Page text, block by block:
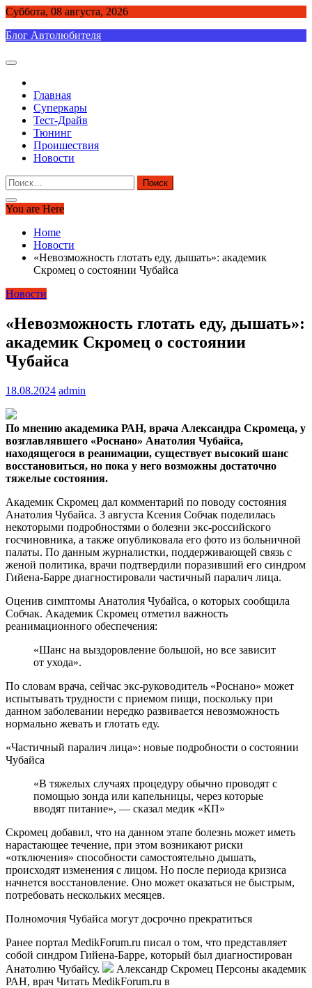
Skip
content
Суббота, 08 августа, 2026
Блог Автолюбителя
Главная
Суперкары
Тест-Драйв
Тюнинг
Проишествия
Новости
Найти:
You are Here
Home
Новости
«Невозможность глотать еду, дышать»: академик
Скромец о состоянии Чубайса
Новости
«Невозможность глотать еду, дышать»:
академик Скромец о состоянии
Чубайса
18.08.2024 admin
По мнению академика РАН, врача Александра Скромеца, у
возглавлявшего «Роснано» Анатолия Чубайса,
находящегося в реанимации, существует высокий шанс
восстановиться, но пока у него возможны достаточно
тяжелые состояния.
Академик Скромец дал комментарий по поводу состояния
Анатолия Чубайса. 3 августа Ксения Собчак поделилась
некоторыми подробностями о болезни экс-российского
госчиновника, а также опубликовала его фото из больничной
палаты. По данным журналистки, поддерживающей связь с
женой политика, врачи подтвердили поразивший его синдром
Гийена-Барре диагностировали частичный паралич лица.
Оценив симптомы Анатолия Чубайса, о которых сообщила
Собчак. Академик Скромец отметил важность
реанимационного обеспечения:
«Шанс на выздоровление большой, но все зависит
от ухода».
По словам врача, сейчас экс-руководитель «Роснано» может
испытывать трудности с приемом пищи, поскольку при
данном заболевании нередко развивается невозможность
нормально жевать и глотать еду.
«Частичный паралич лица»: новые подробности о состоянии
Чубайса
«В тяжелых случаях процедуру обычно проводят с
помощью зонда или капельницы, через которые
вводят питание», — сказал медик «КП»
Скромец добавил, что на данном этапе болезнь может иметь
нарастающее течение, при этом возникают риски
«отключения» способности самостоятельно дышать,
происходят изменения с лицом. Но после периода кризиса
начнется восстановление. Оно может оказаться не быстрым,
потребовать нескольких месяцев.
Полномочия Чубайса могут досрочно прекратиться
Ранее портал MedikForum.ru писал о том, что представляет
собой синдром Гийена-Барре, который был диагностирован
Анатолию Чубайсу.
Александр Скромец Персоны академик
РАН, врач Читать MedikForum.ru в